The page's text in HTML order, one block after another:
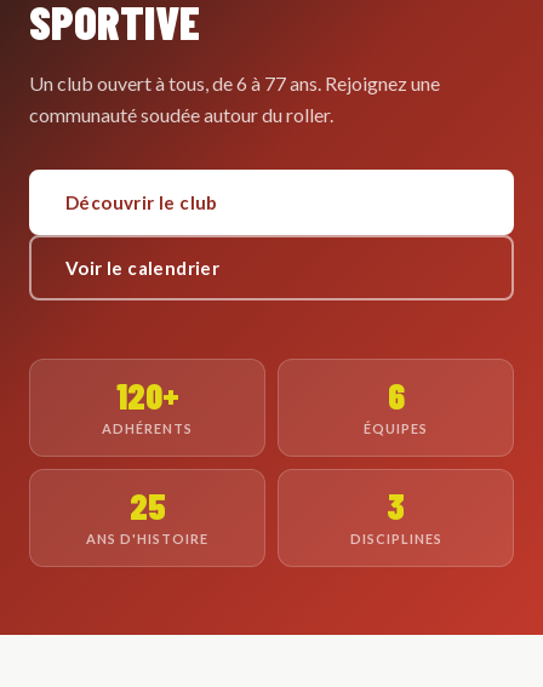
SPORTIVE
Un club ouvert à tous, de 6 à 77 ans. Rejoignez une
communauté soudée autour du roller.
Découvrir le club
Voir le calendrier
120+
ADHÉRENTS
6
ÉQUIPES
25
ANS D'HISTOIRE
3
DISCIPLINES